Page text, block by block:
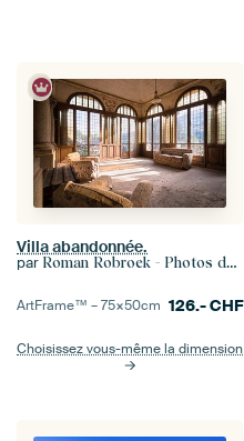
Villa abandonnée.
par Roman Robroek - Photos de bâtiments abandonnés
ArtFrame™ –75×50cm 126.-CHF
Choisissez vous-même la dimension